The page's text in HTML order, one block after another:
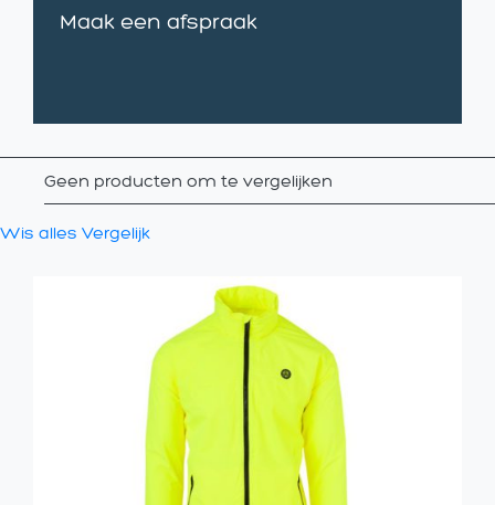
Maak een afspraak
Geen producten om te vergelijken
Wis alles Vergelijk